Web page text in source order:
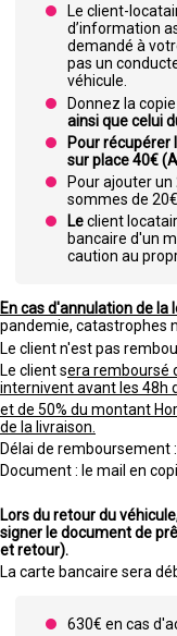
Le client-
d’information
demandé à
pas un
véhicule.
Donnez la
ainsi que celui
Pour récupérer
sur place 40€
Pour ajouter un
sommes de
Leclient
bancaire d'un
caution au
En cas d'annulation de la
pandemie, catastrophes
Le client n'est pas
Le client sera remboursé
internivent avant les 48h
et de 50% du montant
de la livraison.
Délai de remboursement
Document : le mail en
Lors du retour du
signer le document de
et retour).
La carte bancaire sera
630€ en cas